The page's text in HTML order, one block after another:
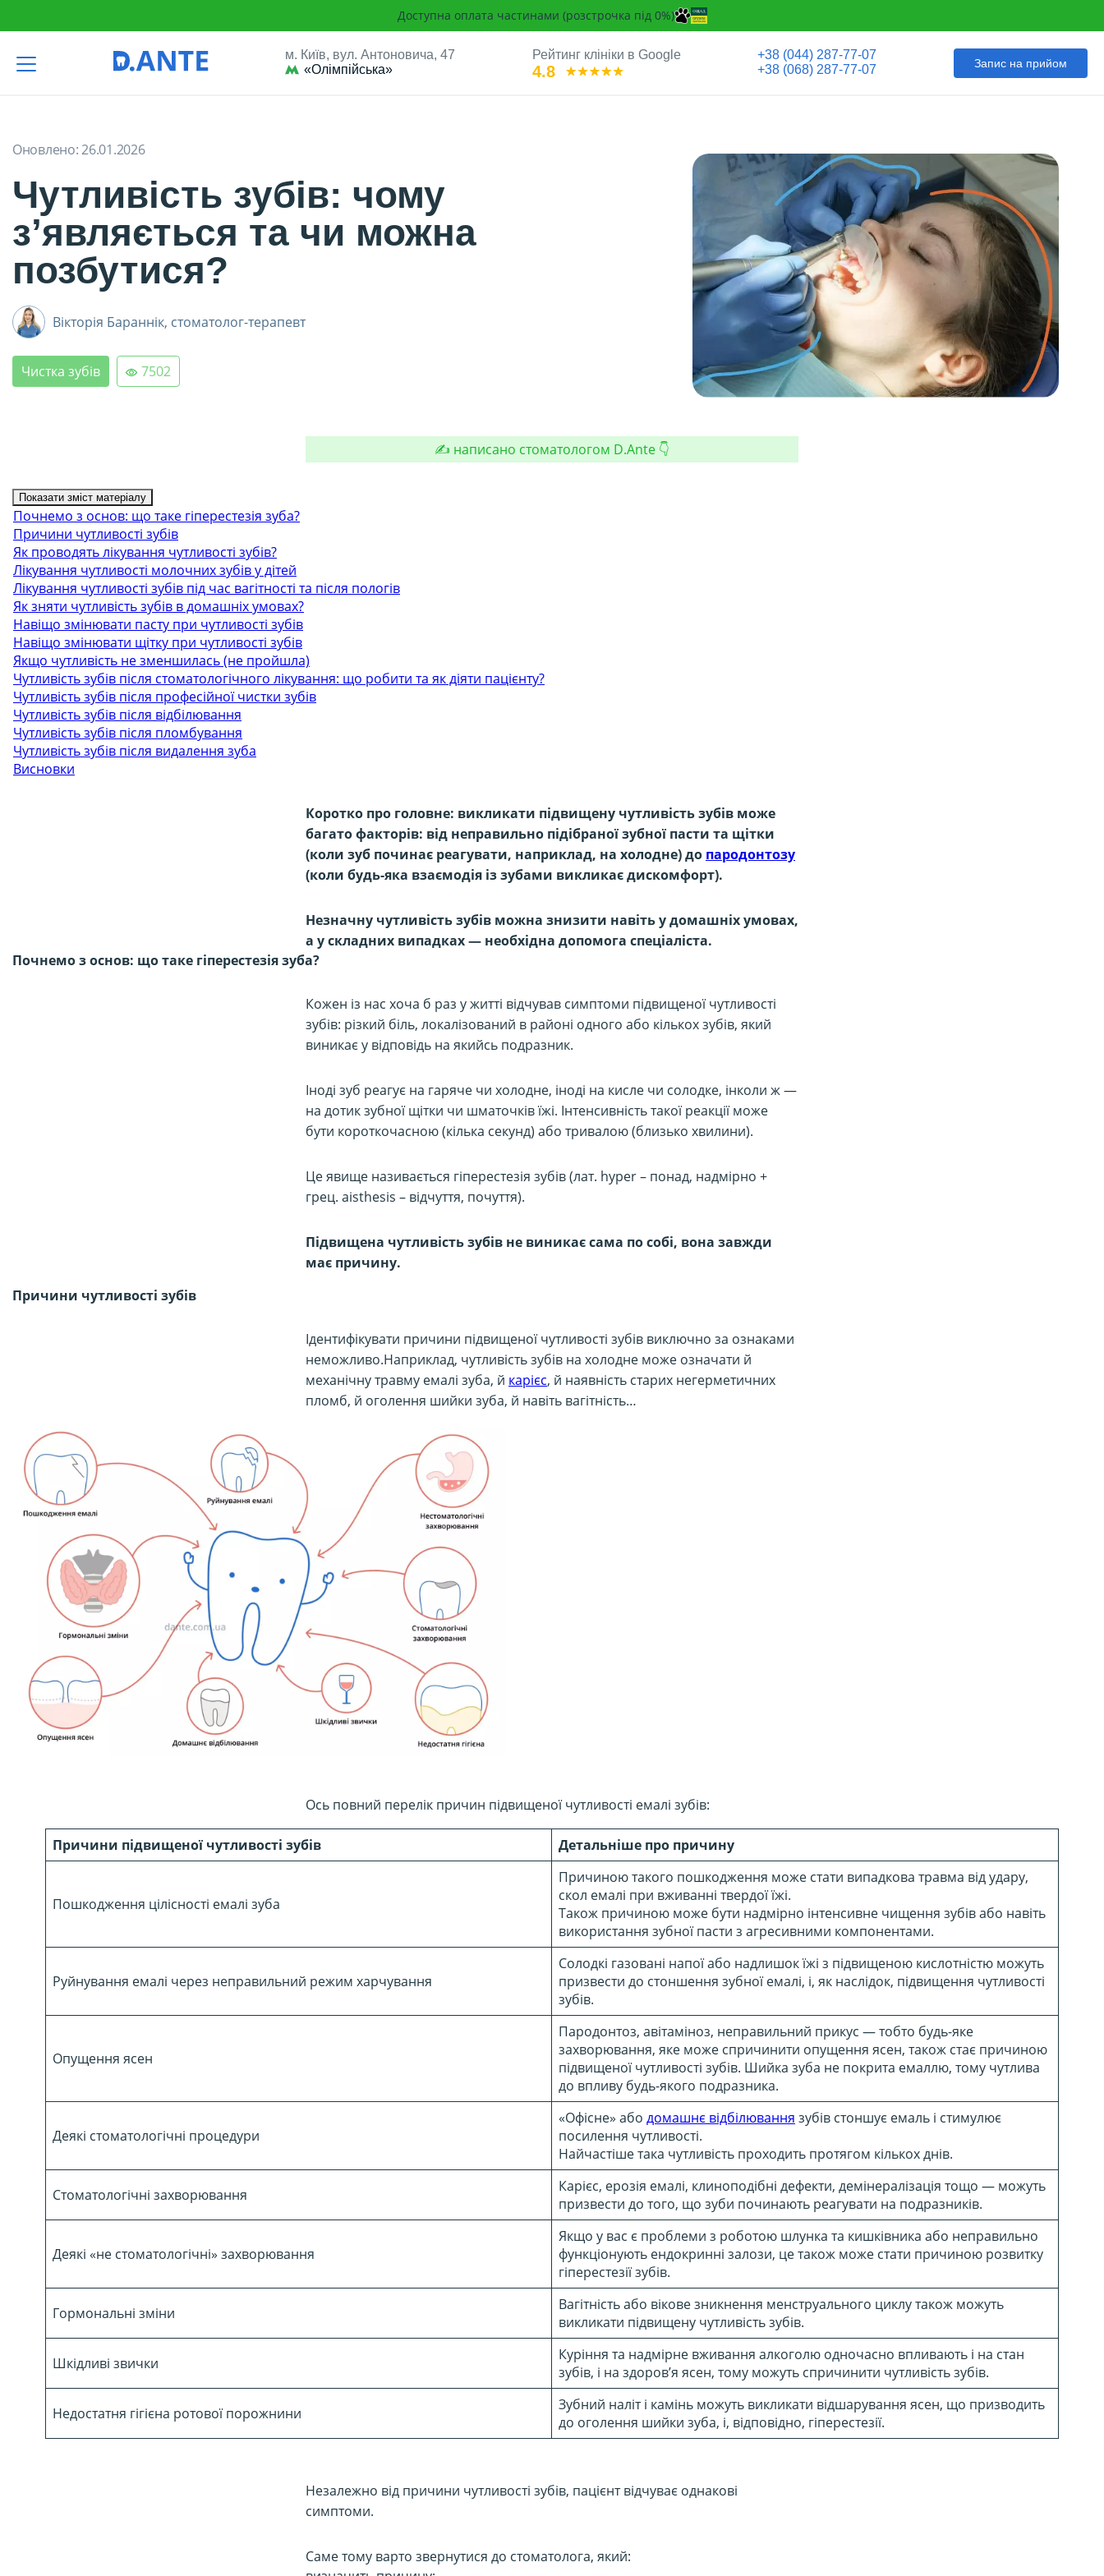
Доступна оплата частинами (розстрочка під 0%)
м. Київ, вул. Антоновича, 47
«Олімпійська»
Рейтинг клініки в Google
4.8
+38 (044) 287-77-07
+38 (068) 287-77-07
Запис на прийом
Оновлено:26.01.2026
Чутливість зубів: чому
зʼявляється та чи можна
позбутися?
Вікторія Бараннік, стоматолог-терапевт
Чистка зубів 7502
✍️ написано стоматологом D.Ante 👇
Показати зміст матеріалу
Почнемо з основ: що таке гіперестезія зуба?
Причини чутливості зубів
Як проводять лікування чутливості зубів?
Лікування чутливості молочних зубів у дітей
Лікування чутливості зубів під час вагітності та після пологів
Як зняти чутливість зубів в домашніх умовах?
Навіщо змінювати пасту при чутливості зубів
Навіщо змінювати щітку при чутливості зубів
Якщо чутливість не зменшилась (не пройшла)
Чутливість зубів після стоматологічного лікування: що робити та як діяти пацієнту?
Чутливість зубів після професійної чистки зубів
Чутливість зубів після відбілювання
Чутливість зубів після пломбування
Чутливість зубів після видалення зуба
Висновки
Коротко про головне: викликати підвищену чутливість зубів може
багато факторів: від неправильно підібраної зубної пасти та щітки
(коли зуб починає реагувати, наприклад, на холодне) до пародонтозу
(коли будь-яка взаємодія із зубами викликає дискомфорт).
Незначну чутливість зубів можна знизити навіть у домашніх умовах,
а у складних випадках — необхідна допомога спеціаліста.
Почнемо з основ: що таке гіперестезія зуба?
Кожен із нас хоча б раз у житті відчував симптоми підвищеної чутливості
зубів: різкий біль, локалізований в районі одного або кількох зубів, який
виникає у відповідь на якийсь подразник.
Іноді зуб реагує на гаряче чи холодне, іноді на кисле чи солодке, інколи ж —
на дотик зубної щітки чи шматочків їжі. Інтенсивність такої реакції може
бути короткочасною (кілька секунд) або тривалою (близько хвилини).
Це явище називається гіперестезія зубів (лат. hyper – понад, надмірно +
грец. aisthesis – відчуття, почуття).
Підвищена чутливість зубів не виникає сама по собі, вона завжди
має причину.
Причини чутливості зубів
Ідентифікувати причини підвищеної чутливості зубів виключно за ознаками
неможливо.Наприклад, чутливість зубів на холодне може означати й
механічну травму емалі зуба, й карієс, й наявність старих негерметичних
пломб, й оголення шийки зуба, й навіть вагітність…
Ось повний перелік причин підвищеної чутливості емалі зубів:
Причини підвищеної чутливості зубів Детальніше про причину
Пошкодження цілісності емалі зуба
Причиною такого пошкодження може стати випадкова травма від удару,
скол емалі при вживанні твердої їжі.
Також причиною може бути надмірно інтенсивне чищення зубів або навіть
використання зубної пасти з агресивними компонентами.
Руйнування емалі через неправильний режим харчування
Солодкі газовані напої або надлишок їжі з підвищеною кислотністю можуть
призвести до стоншення зубної емалі, і, як наслідок, підвищення чутливості
зубів.
Опущення ясен
Пародонтоз, авітаміноз, неправильний прикус — тобто будь-яке
захворювання, яке може спричинити опущення ясен, також стає причиною
підвищеної чутливості зубів. Шийка зуба не покрита емаллю, тому чутлива
до впливу будь-якого подразника.
Деякі стоматологічні процедури
«Офісне» або домашнє відбілювання зубів стоншує емаль і стимулює
посилення чутливості.
Найчастіше така чутливість проходить протягом кількох днів.
Стоматологічні захворювання
Карієс, ерозія емалі, клиноподібні дефекти, демінералізація тощо — можуть
призвести до того, що зуби починають реагувати на подразників.
Деякі «не стоматологічні» захворювання
Якщо у вас є проблеми з роботою шлунка та кишківника або неправильно
функціонують ендокринні залози, це також може стати причиною розвитку
гіперестезії зубів.
Гормональні зміни
Вагітність або вікове зникнення менструального циклу також можуть
викликати підвищену чутливість зубів.
Шкідливі звички
Куріння та надмірне вживання алкоголю одночасно впливають і на стан
зубів, і на здоров’я ясен, тому можуть спричинити чутливість зубів.
Недостатня гігієна ротової порожнини
Зубний наліт і камінь можуть викликати відшарування ясен, що призводить
до оголення шийки зуба, і, відповідно, гіперестезії.
Незалежно від причини чутливості зубів, пацієнт відчуває однакові
симптоми.
Саме тому варто звернутися до стоматолога, який: